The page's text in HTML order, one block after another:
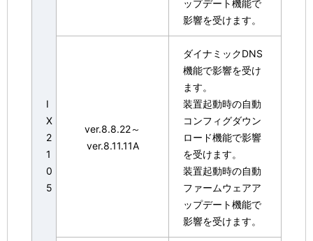
I
X
2
1
0
5
ップデート機能で
影響を受けます。
ver.8.8.22～
ver.8.11.11A
ダイナミックDNS
機能で影響を受け
ます。
装置起動時の自動
コンフィグダウン
ロード機能で影響
を受けます。
装置起動時の自動
ファームウェアア
ップデート機能で
影響を受けます。